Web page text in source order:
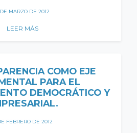
MARZO DE 2012
LEER MÁS
COMO EJE
PARA EL
DEMOCRÁTICO Y
FEBRERO DE 2012